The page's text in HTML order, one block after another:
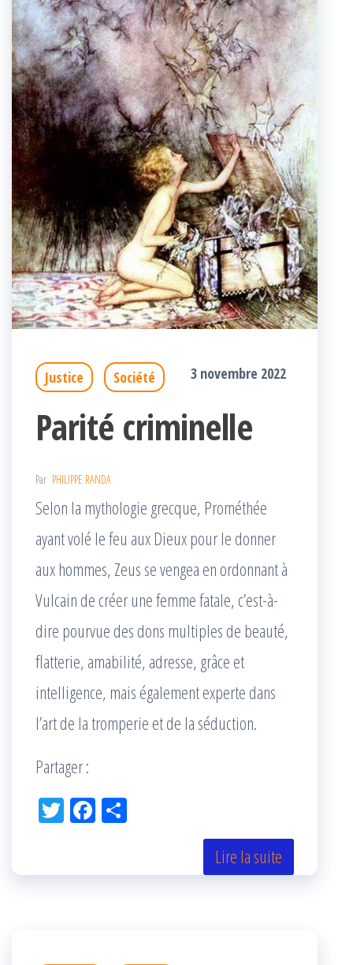
Justice Société 3 novembre 2022
Parité criminelle
Par PHILIPPE RANDA
Selon la mythologie grecque, Prométhée
ayant volé le feu aux Dieux pour le donner
aux hommes, Zeus se vengea en ordonnant à
Vulcain de créer une femme fatale, c’est-à-
dire pourvue des dons multiples de beauté,
flatterie, amabilité, adresse, grâce et
intelligence, mais également experte dans
l’art de la tromperie et de la séduction.
Partager :
Tw Fac
k r
Lire la suite